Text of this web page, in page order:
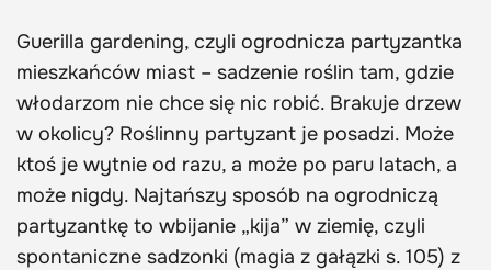
Guerilla gardening, czyli ogrodnicza partyzantka
mieszkańców miast – sadzenie roślin tam, gdzie
włodarzom nie chce się nic robić. Brakuje drzew
w okolicy? Roślinny partyzant je posadzi. Może
ktoś je wytnie od razu, a może po paru latach, a
może nigdy. Najtańszy sposób na ogrodniczą
partyzantkę to wbijanie „kija” w ziemię, czyli
spontaniczne sadzonki (magia z gałązki s. 105) z